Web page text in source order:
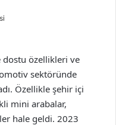
dostu özellikleri ve
sektöründe
Özellikle şehir içi
mini arabalar,
hale geldi. 2023